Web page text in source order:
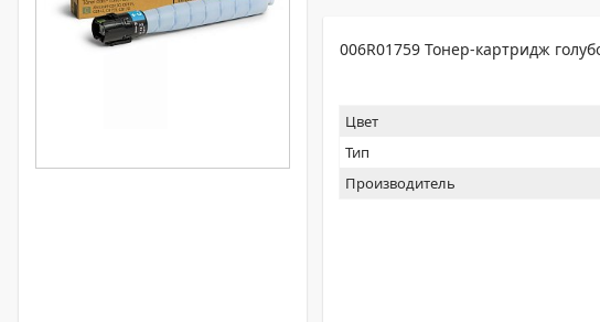
006R01759 Тонер-картридж
Цвет
Тип
Производитель